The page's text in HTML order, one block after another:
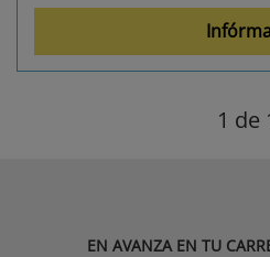
1 de
EN AVANZA EN TU